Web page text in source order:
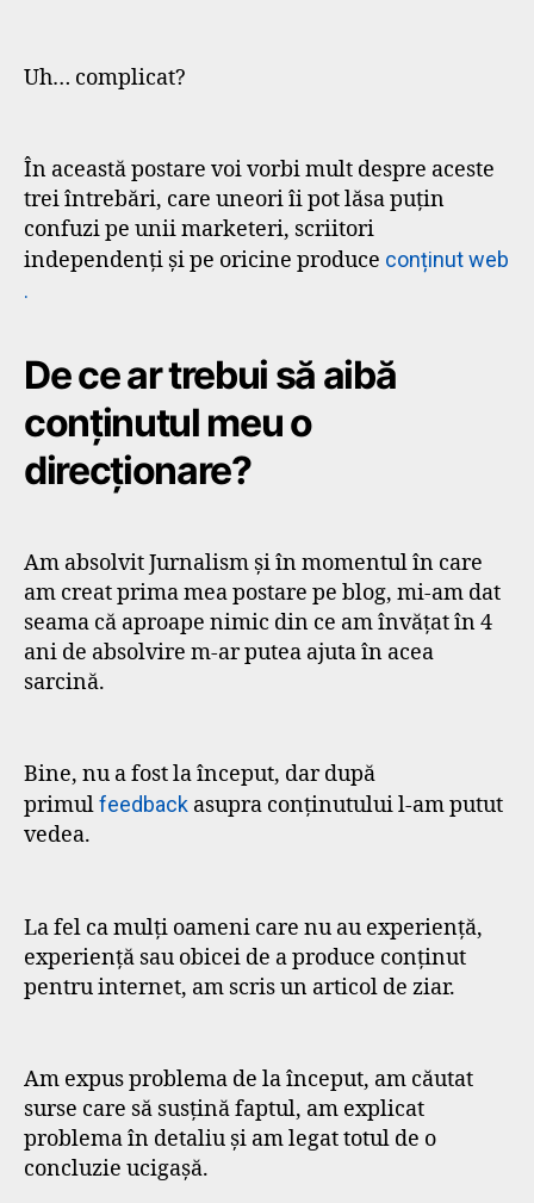
Uh… complicat?
În această postare voi vorbi mult despre aceste
trei întrebări, care uneori îi pot lăsa puțin
confuzi pe unii marketeri, scriitori
independenți și pe oricine produce conținut web
.
De ce ar trebui să aibă
conținutul meu o
direcționare?
Am absolvit Jurnalism și în momentul în care
am creat prima mea postare pe blog, mi-am dat
seama că aproape nimic din ce am învățat în 4
ani de absolvire m-ar putea ajuta în acea
sarcină.
Bine, nu a fost la început, dar după
primulfeedback asupra conținutului l-am putut
vedea.
La fel ca mulți oameni care nu au experiență,
experiență sau obicei de a produce conținut
pentru internet, am scris un articol de ziar.
Am expus problema de la început, am căutat
surse care să susțină faptul, am explicat
problema în detaliu și am legat totul de o
concluzie ucigașă.